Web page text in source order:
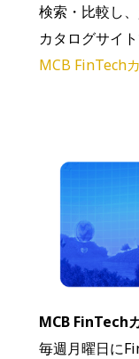
検索・比較し
カタログサイト
MCB FinTech
MCB FinTech
毎週月曜日に